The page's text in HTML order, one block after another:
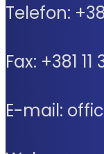
Telefon:
Fax: +381 11
E-mail: